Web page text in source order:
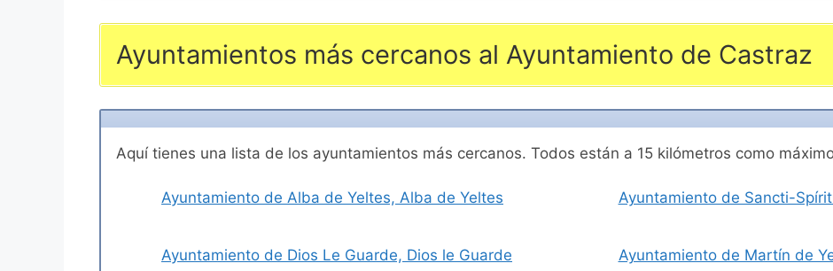
Ayuntamientos más cercanos al Ayuntamiento de Castraz
Aquí tienes una lista de los ayuntamientos más cercanos. Todos están a 15 kilómetros como
Ayuntamiento de Alba de Yeltes, Alba de Yeltes Ayuntamiento de Sancti-
Ayuntamiento de Dios Le Guarde, Dios le Guarde Ayuntamiento de Martín de